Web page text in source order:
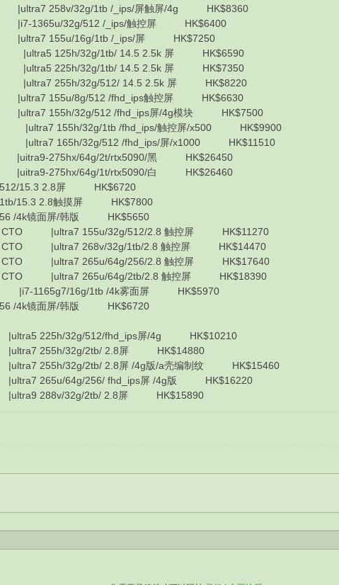
|ultra7 258v/32g/1tb /_ips/屏触屏/4g HK$8360
|i7-1365u/32g/512 /_ips/触控屏 HK$6400
|ultra7 155u/16g/1tb /_ips/屏 HK$7250
|ultra5 125h/32g/1tb/ 14.5 2.5k 屏 HK$6590
|ultra5 225h/32g/1tb/ 14.5 2.5k 屏 HK$7350
|ultra7 255h/32g/512/ 14.5 2.5k 屏 HK$8220
|ultra7 155u/8g/512 /fhd_ips触控屏 HK$6630
|ultra7 155h/32g/512 /fhd_ips屏/4g模块 HK$7500
|ultra7 155h/32g/1tb /fhd_ips/触控屏/x500 HK$9900
|ultra7 165h/32g/512 /fhd_ips/屏/x1000 HK$11510
|uitra9-275hx/64g/2t/rtx5090/黑 HK$26450
|uitra9-275hx/64g/1t/rtx5090/白 HK$26460
15.3 2.8屏 HK$6720
15.3 2.8触摸屏 HK$7800
/4k镜面屏/韩版 HK$5650
CTO |ultra7 155u/32g/512/2.8 触控屏 HK$11270
CTO |ultra7 268v/32g/1tb/2.8 触控屏 HK$14470
CTO |ultra7 265u/64g/256/2.8 触控屏 HK$17640
CTO |ultra7 265u/64g/2tb/2.8 触控屏 HK$18390
|i7-1165g7/16g/1tb /4k雾面屏 HK$5970
/4k镜面屏/韩版 HK$6720
225h/32g/512/fhd_ips屏/4g HK$10210
|ultra7 255h/32g/2tb/ 2.8屏 HK$14880
255h/32g/2tb/ 2.8屏 /4g版/a壳编制纹 HK$15460
265u/64g/256/ fhd_ips屏 /4g版 HK$16220
|ultra9 288v/32g/2tb/ 2.8屏 HK$15890